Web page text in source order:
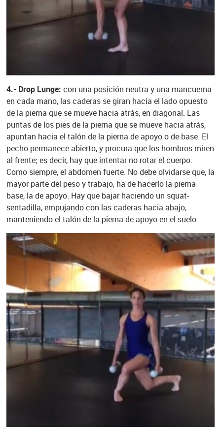
4.- Drop Lunge: con una posición neutra y una mancuerna
en cada mano, las caderas se giran hacia el lado opuesto
de la pierna que se mueve hacia atrás, en diagonal. Las
puntas de los pies de la pierna que se mueve hacia atrás,
apuntan hacia el talón de la pierna de apoyo o de base. El
pecho permanece abierto, y procura que los hombros miren
al frente; es decir, hay que intentar no rotar el cuerpo.
Como siempre, el abdomen fuerte. No debe olvidarse que, la
mayor parte del peso y trabajo, ha de hacerlo la pierna
base, la de apoyo. Hay que bajar haciendo un squat-
sentadilla, empujando con las caderas hacia abajo,
manteniendo el talón de la pierna de apoyo en el suelo.